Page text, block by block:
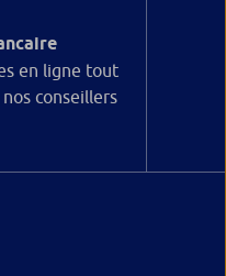
en ligne tout
conseillers